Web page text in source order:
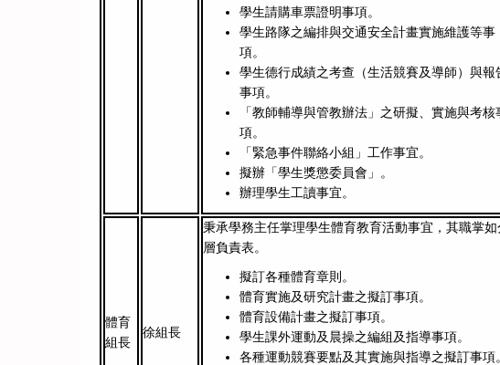
學生請購車票證明事項。
學生路隊之編排與交通安全計畫實施維護等事
項。
學生德行成績之考查（生活競賽及導師）與報
事項。
「教師輔導與管教辦法」之研擬、實施與考核
項。
「緊急事件聯絡小組」工作事宜。
擬辦「學生獎懲委員會」。
辦理學生工讀事宜。
體育
組長
徐組長
秉承學務主任掌理學生體育教育活動事宜，其職掌如
層負責表。
擬訂各種體育章則。
體育實施及研究計畫之擬訂事項。
體育設備計畫之擬訂事項。
學生課外運動及晨操之編組及指導事項。
各種運動競賽要點及其實施與指導之擬訂事項